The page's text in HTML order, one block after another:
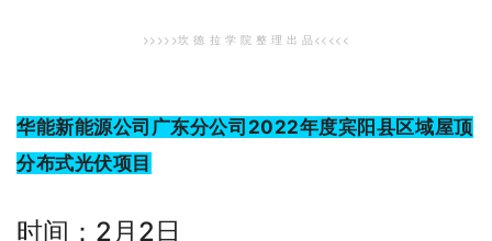
>>>>>坎 德 拉 学 院 整 理 出 品<<<<<
华能新能源公司广东分公司2022年度宾阳县区域屋顶
分布式光伏项目
时间：2月2日